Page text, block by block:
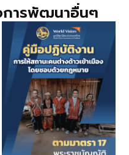
การพัฒนาอื่นๆ